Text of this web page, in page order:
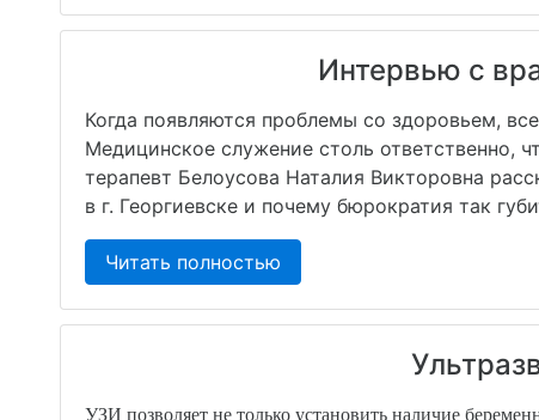
Интервью с
Когда появляются проблемы со здоровьем,
Медицинское служение столь ответственно,
терапевт Белоусова Наталия Викторовна
в г. Георгиевске и почему бюрократия так
Читать полностью
УЗИ позволяет не только установить наличие